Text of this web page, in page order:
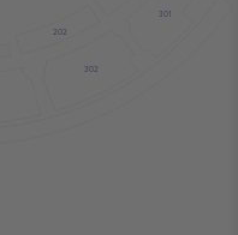
202
301
302